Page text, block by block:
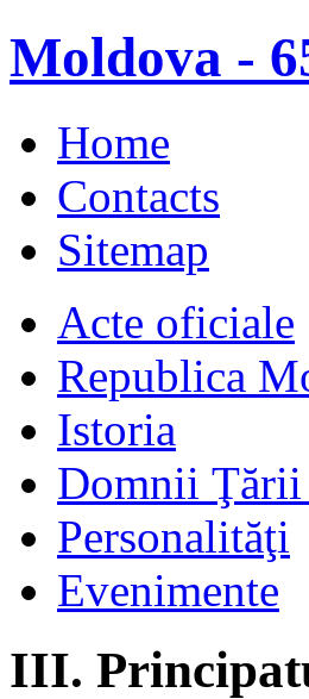
Moldova -
Home
Contacts
Sitemap
Acte oficiale
Republica
Istoria
Domnii
Personalităţi
Evenimente
III.